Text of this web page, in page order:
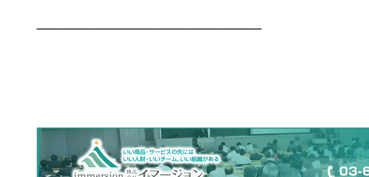
━━━━━━━━━━━━━━━━━━━━━━━━━━━━━━━━━━━━━━━━━━━━━━━━━